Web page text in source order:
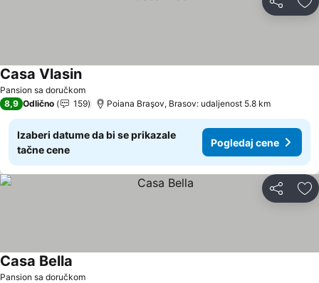
Deli
Pansion sa doručkom
Casa Vlasin
8,9 Odlično 159 Poiana Braşov, Brasov: udaljenost 5.8 km
Izaberi datume da bi se prikazale
tačne cene
Pogledaj cene
Deli
Pansion sa doručkom
Casa Bella